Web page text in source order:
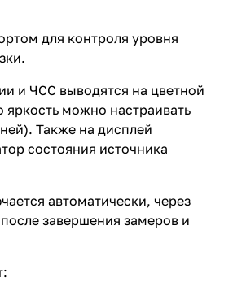
для контроля уровня
и ЧСС выводятся на цветной
яркость можно настраивать
Также на дисплей
состояния источника
автоматически, через
завершения замеров и